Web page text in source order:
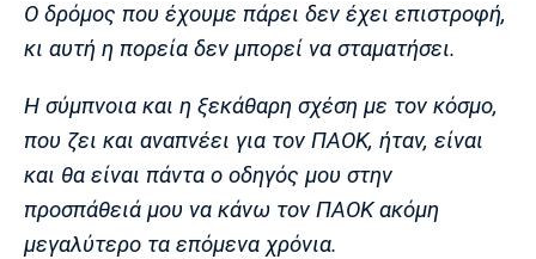
Πόρτο Μπενφίκα
Ο δρόμος που έχουμε πάρει δεν έχει επιστροφή,
κι αυτή η πορεία δεν μπορεί να σταματήσει.
Η σύμπνοια και η ξεκάθαρη σχέση με τον κόσμο,
που ζει και αναπνέει για τον ΠΑΟΚ, ήταν, είναι
και θα είναι πάντα ο οδηγός μου στην
προσπάθειά μου να κάνω τον ΠΑΟΚ ακόμη
μεγαλύτερο τα επόμενα χρόνια.